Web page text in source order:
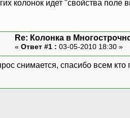
колонок идет "свойства поле
Re: Колонка в
« Ответ #1 : 03-05-2010 18:30 »
снимается, спасибо всем кто